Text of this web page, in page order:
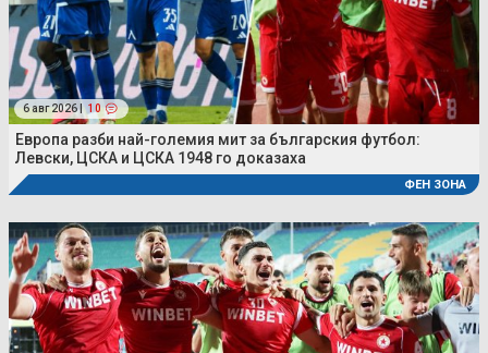
6 авг 2026 | 10
Европа разби най-големия мит за българския футбол:
Левски, ЦСКА и ЦСКА 1948 го доказаха
ФЕН ЗОНА